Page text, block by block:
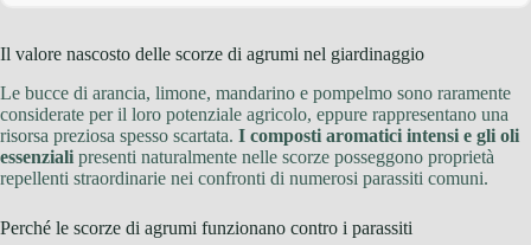
Il valore nascosto delle scorze di agrumi nel giardinaggio
Le bucce di arancia, limone, mandarino e pompelmo sono raramente
considerate per il loro potenziale agricolo, eppure rappresentano una
risorsa preziosa spesso scartata. I composti aromatici intensi e gli oli
essenziali presenti naturalmente nelle scorze posseggono proprietà
repellenti straordinarie nei confronti di numerosi parassiti comuni.
Perché le scorze di agrumi funzionano contro i parassiti